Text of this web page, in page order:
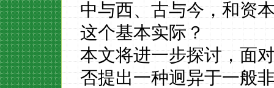
中与西、古与今，和资
这个基本实际？
本文将进一步探讨，面
否提出一种迥异于一般